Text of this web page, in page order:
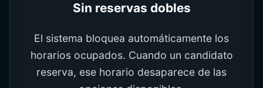
Sin reservas dobles
El sistema bloquea automáticamente los
horarios ocupados. Cuando un candidato
reserva, ese horario desaparece de las